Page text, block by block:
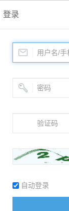
登录
自动登录